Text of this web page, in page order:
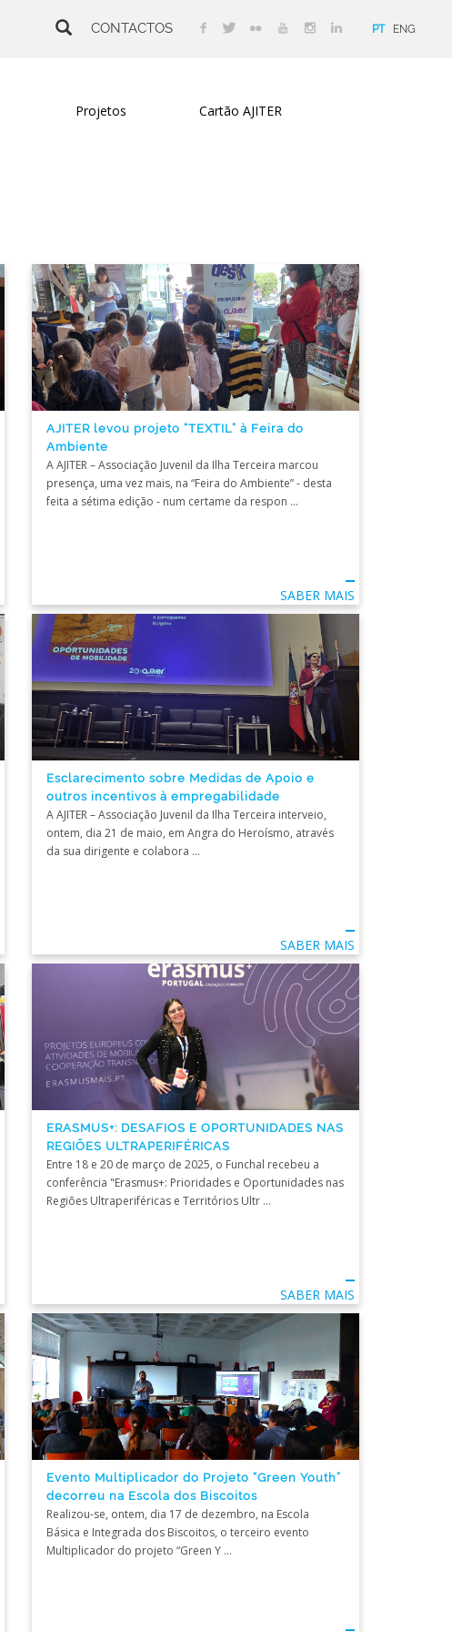
CONTACTOS PT ENG
Projetos Cartão AJITER
AJITER levou projeto “TEXTIL” à Feira do
Ambiente
A AJITER – Associação Juvenil da Ilha Terceira marcou
presença, uma vez mais, na “Feira do Ambiente” - desta
feita a sétima edição - num certame da respon ...
SABER MAIS
Esclarecimento sobre Medidas de Apoio e
outros incentivos à empregabilidade
A AJITER – Associação Juvenil da Ilha Terceira interveio,
ontem, dia 21 de maio, em Angra do Heroísmo, através
da sua dirigente e colabora ...
SABER MAIS
ERASMUS+: DESAFIOS E OPORTUNIDADES NAS
REGIÕES ULTRAPERIFÉRICAS
Entre 18 e 20 de março de 2025, o Funchal recebeu a
conferência "Erasmus+: Prioridades e Oportunidades nas
Regiões Ultraperiféricas e Territórios Ultr ...
SABER MAIS
Evento Multiplicador do Projeto “Green Youth”
decorreu na Escola dos Biscoitos
Realizou-se, ontem, dia 17 de dezembro, na Escola
Básica e Integrada dos Biscoitos, o terceiro evento
Multiplicador do projeto “Green Y ...